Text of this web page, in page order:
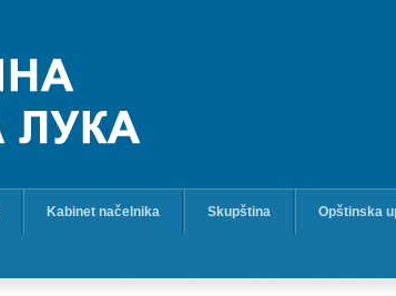
Kabinet načelnika Skupština Opštinska